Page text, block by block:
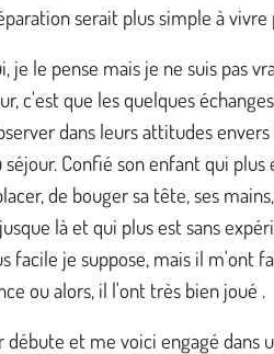
serait plus simple à vivre
je le pense mais je ne suis pas
c'est que les quelques
dans leurs attitudes
Confié son enfant qui plus
de bouger sa tête, ses
là et qui plus est sans
facile je suppose, mais il m'ont
ou alors, il l'ont très bien joué .
débute et me voici engagé dans